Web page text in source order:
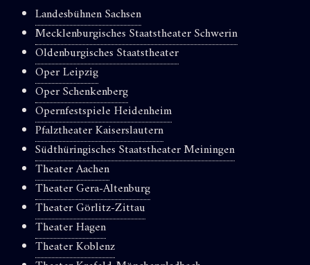
Landesbühnen Sachsen
Mecklenburgisches Staatstheater Schwerin
Oldenburgisches Staatstheater
Oper Leipzig
Oper Schenkenberg
Opernfestspiele Heidenheim
Pfalztheater Kaiserslautern
Südthüringisches Staatstheater Meiningen
Theater Aachen
Theater Gera-Altenburg
Theater Görlitz-Zittau
Theater Hagen
Theater Koblenz